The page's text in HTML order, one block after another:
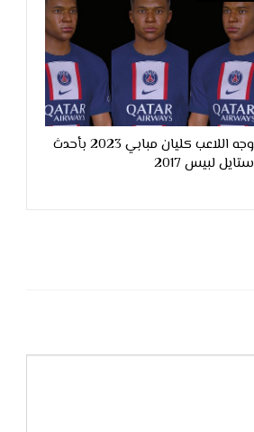
وجه اللاعب كليان مبابي 2023 بأحدث
ستايل لبيس 2017